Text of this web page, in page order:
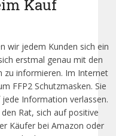
Kauf
wir jedem Kunden sich ein
erstmal genau mit den
zu informieren. Im Internet
FFP2 Schutzmasken. Sie
Information verlassen.
Rat, sich auf positive
Käufer bei Amazon oder